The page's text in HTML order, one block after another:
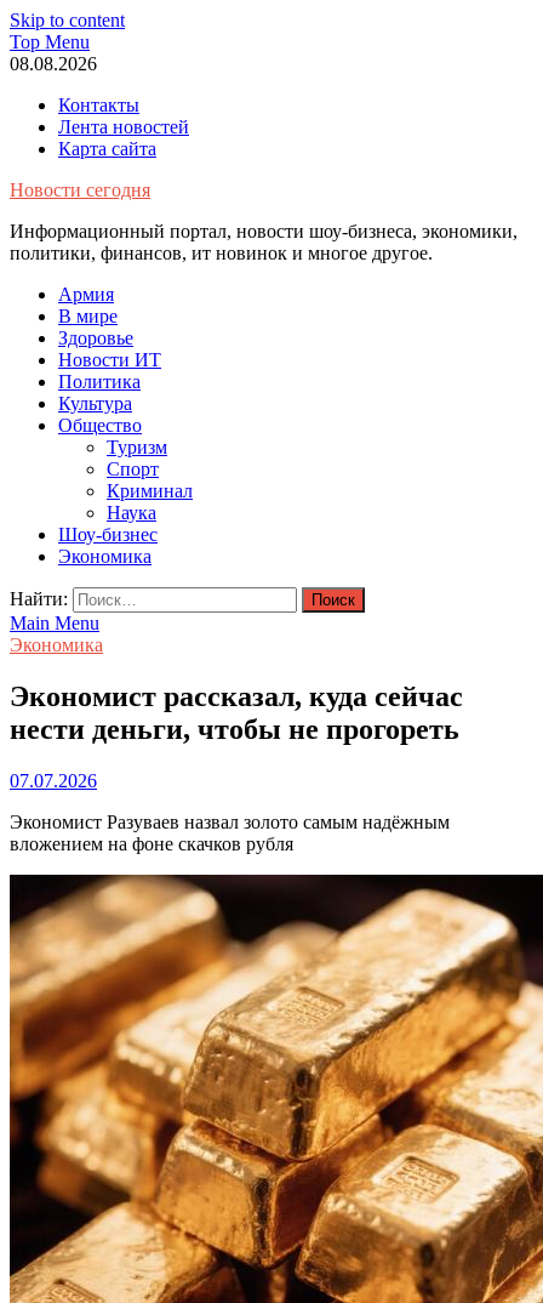
Skip to content
Top Menu
08.08.2026
Контакты
Лента новостей
Карта сайта
Новости сегодня
Информационный портал, новости шоу-бизнеса, экономики,
политики, финансов, ит новинок и многое другое.
Армия
В мире
Здоровье
Новости ИТ
Политика
Культура
Общество
Туризм
Спорт
Криминал
Наука
Шоу-бизнес
Экономика
Найти:
Main Menu
Экономика
Экономист рассказал, куда сейчас
нести деньги, чтобы не прогореть
07.07.2026
Экономист Разуваев назвал золото самым надёжным
вложением на фоне скачков рубля